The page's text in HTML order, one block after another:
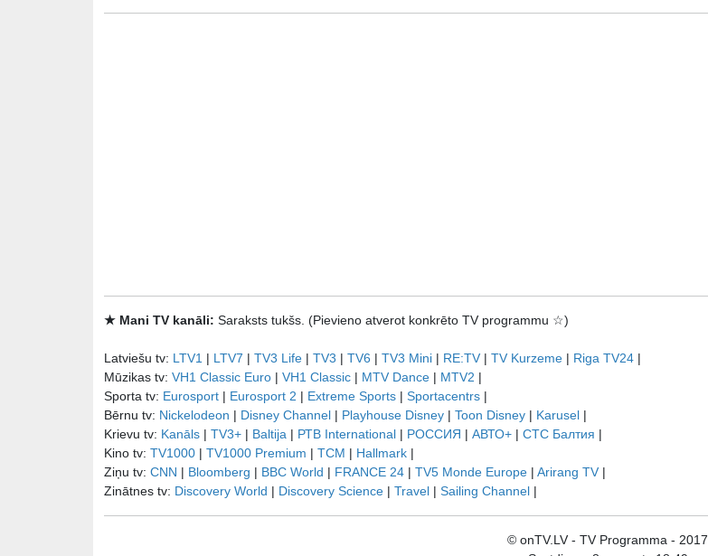
★ Mani TV kanāli: Saraksts tukšs. (Pievieno atverot konkrēto TV programmu ☆)
Latviešu tv: LTV1 | LTV7 | TV3 Life | TV3 | TV6 | TV3 Mini | RE:TV | TV Kurzeme | Riga TV24 |
Mūzikas tv: VH1 Classic Euro | VH1 Classic | MTV Dance | MTV2 |
Sporta tv: Eurosport | Eurosport 2 | Extreme Sports | Sportacentrs |
Bērnu tv: Nickelodeon | Disney Channel | Playhouse Disney | Toon Disney | Karusel |
Krievu tv: Kanāls | TV3+ | Baltija | РТB International | РОССИЯ | АВТО+ | СТС Балтия |
Kino tv: TV1000 | TV1000 Premium | TCM | Hallmark |
Ziņu tv: CNN | Bloomberg | BBC World | FRANCE 24 | TV5 Monde Europe | Arirang TV |
Zinātnes tv: Discovery World | Discovery Science | Travel | Sailing Channel |
© onTV.LV - TV Programma - 2017